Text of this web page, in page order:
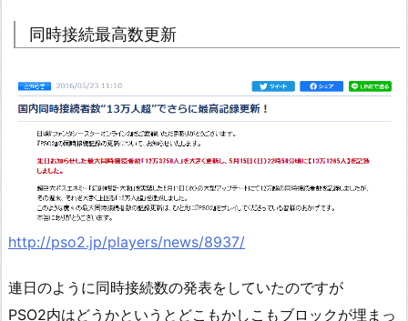
同時接続最高数更新
http://pso2.jp/players/news/8937/
連日のように同時接続数の発表をしていたのですが
PSO2内はどうかというとどこもかしこもブロックが埋まっ